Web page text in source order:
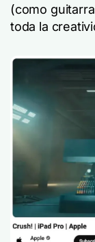
(como
toda la